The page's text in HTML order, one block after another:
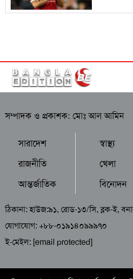
সম্পাদক ও প্রকাশক: মোঃ আল আমিন
সারাদেশ
রাজনীতি
আন্তর্জাতিক
স্বাস্থ্য
খেলা
বিনোদন
ঠিকানা: হাউজ:৯১, রোড-১৩/সি, ব্লক-ই,
যোগাযোগ: +৮৮-০১৯১৪০৯৯৯৭০
ই-মেইল: [email protected]